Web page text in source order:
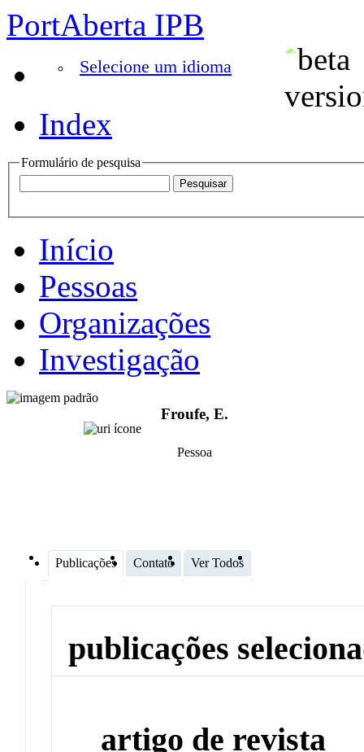
PortAberta IPB
Selecione um idioma
Index
Formulário de pesquisa
Início
Pessoas
Organizações
Investigação
Froufe, E.
Pessoa
Publicações Contato Ver Todos
publicações
artigo de revista